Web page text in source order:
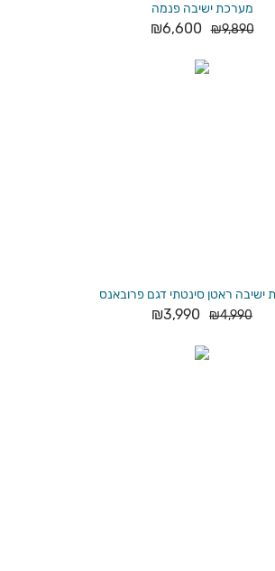
מערכת ישיבה פנמה
₪9,890
₪6,600
ישיבה ראטן סינטתי דגם פרובאנס
₪4,990
₪3,990